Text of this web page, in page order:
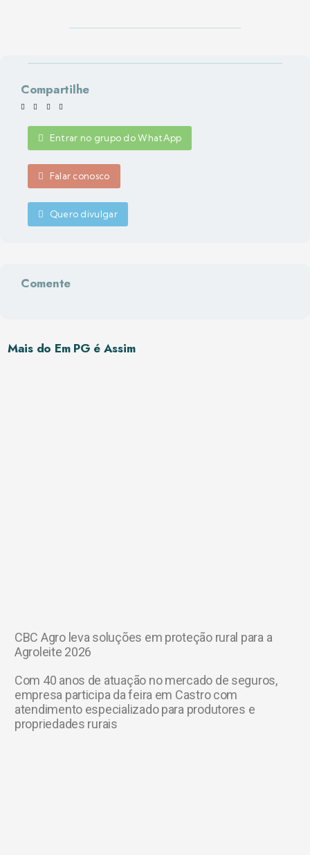
Compartilhe
Entrar no grupo do WhatApp
Falar conosco
Quero divulgar
Comente
Mais do Em PG é Assim
CBC Agro leva soluções em proteção rural para a
Agroleite 2026
Com 40 anos de atuação no mercado de seguros,
empresa participa da feira em Castro com
atendimento especializado para produtores e
propriedades rurais